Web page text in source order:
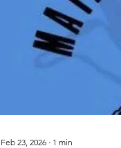
Feb 23, 2026 ∙ 1 min